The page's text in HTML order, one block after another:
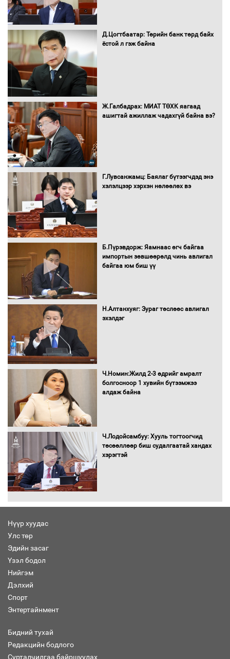
16 төрлийн эмийг нэг эх үүсвэрээс
Бүх шатанд хэмнэлтийн горимд
шилжиж, найр наадам, зөвлөгөөн,
орчныг бүрдүүллээ
баримт
Д.Цогтбаатар: Төрийн банк төрд байх
ёстой л гэж байна
Ж.Галбадрах: МИАТ ТӨХК яагаад
ашигтай ажиллаж чадахгүй байна вэ?
Г.Лувсанжамц: Баялаг бүтээгчдэд энэ
хэлэлцээр хэрхэн нөлөөлөх вэ
Б.Пүрэвдорж: Яамнаас өгч байгаа
импортын зөвшөөрөлд чинь авлигал
байгаа юм биш үү
Н.Алтанхуяг: Зураг төслөөс авлигал
эхэлдэг
Ч.Номин:Жилд 2-3 өдрийг амралт
болгосноор 1 хувийн бүтээмжээ
алдаж байна
Ч.Лодойсамбуу: Хууль тогтоогчид
төсөөллөөр биш судалгаатай хандах
хэрэгтэй
Нүүр хуудас
Улс төр
Эдийн засаг
Үзэл бодол
Нийгэм
Дэлхий
Спорт
Энтертайнмент
Бидний тухай
Редакцийн бодлого
Сурталчилгаа байршуулах